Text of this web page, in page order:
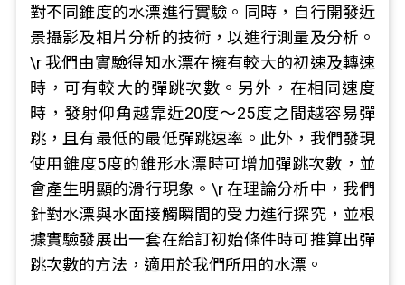
對不同錐度的水漂進行實驗。同時，自行開發近
景攝影及相片分析的技術，以進行測量及分析。
\r 我們由實驗得知水漂在擁有較大的初速及轉速
時，可有較大的彈跳次數。另外，在相同速度
時，發射仰角越靠近20度～25度之間越容易彈
跳，且有最低的最低彈跳速率。此外，我們發現
使用錐度5度的錐形水漂時可增加彈跳次數，並
會產生明顯的滑行現象。\r 在理論分析中，我們
針對水漂與水面接觸瞬間的受力進行探究，並根
據實驗發展出一套在給訂初始條件時可推算出彈
跳次數的方法，適用於我們所用的水漂。